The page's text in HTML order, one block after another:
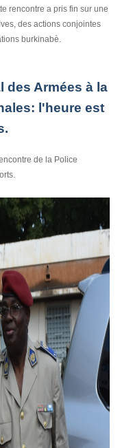
rencontre a pris fin sur une
des actions conjointes
burkinabè.
des Armées à la
l'heure est
de la Police